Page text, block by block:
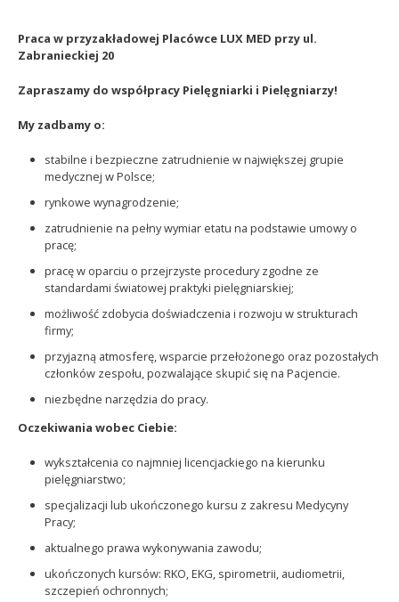
Praca w przyzakładowej Placówce LUX MED przy ul.
Zabranieckiej 20 ​
Zapraszamy do współpracy Pielęgniarki i Pielęgniarzy!
My zadbamy o:
stabilne i bezpieczne zatrudnienie w największej grupie
medycznej w Polsce;
rynkowe wynagrodzenie;
zatrudnienie na pełny wymiar etatu na podstawie umowy o
pracę;
pracę w oparciu o przejrzyste procedury zgodne ze
standardami światowej praktyki pielęgniarskiej;
możliwość zdobycia doświadczenia i rozwoju w strukturach
firmy;
przyjazną atmosferę, wsparcie przełożonego oraz pozostałych
członków zespołu, pozwalające skupić się na Pacjencie.
niezbędne narzędzia do pracy.
Oczekiwania wobec Ciebie:
wykształcenia co najmniej licencjackiego na kierunku
pielęgniarstwo;
specjalizacji lub ukończonego kursu z zakresu Medycyny
Pracy;
aktualnego prawa wykonywania zawodu;
ukończonych kursów: RKO, EKG, spirometrii, audiometrii,
szczepień ochronnych;